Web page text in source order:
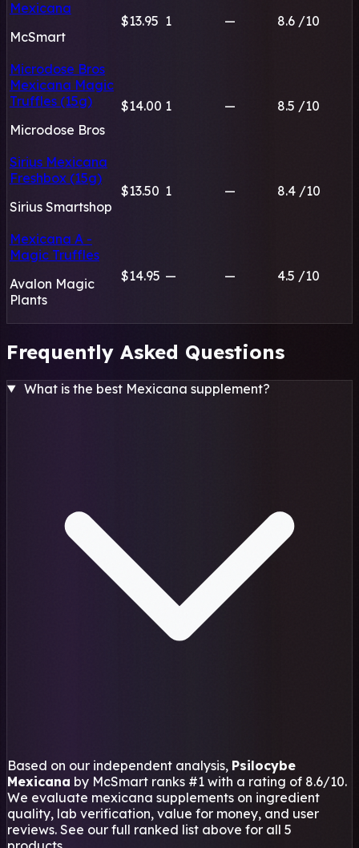
Mexicana
McSmart
$13.95 1 — 8.6 /10
Microdose Bros
Mexicana Magic
Truffles (15g)
Microdose Bros
$14.00 1 — 8.5 /10
Sirius Mexicana
Freshbox (15g)
Sirius Smartshop
$13.50 1 — 8.4 /10
Mexicana A -
Magic Truffles
Avalon Magic
Plants
$14.95 — — 4.5 /10
Frequently Asked Questions
What is the best Mexicana supplement?
Based on our independent analysis, Psilocybe
Mexicana by McSmart ranks #1 with a rating of 8.6/10.
We evaluate mexicana supplements on ingredient
quality, lab verification, value for money, and user
reviews. See our full ranked list above for all 5